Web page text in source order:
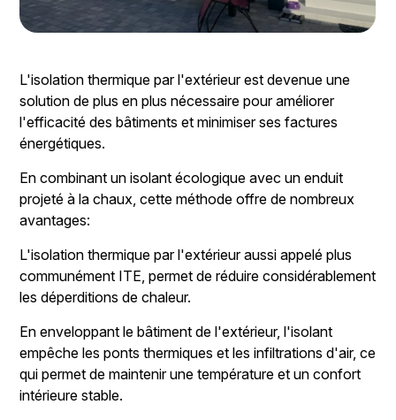
L'isolation thermique par l'extérieur est devenue une
solution de plus en plus nécessaire pour améliorer
l'efficacité des bâtiments et minimiser ses factures
énergétiques.
En combinant un isolant écologique avec un enduit
projeté à la chaux, cette méthode offre de nombreux
avantages:
L'isolation thermique par l'extérieur aussi appelé plus
communément ITE, permet de réduire considérablement
les déperditions de chaleur.
En enveloppant le bâtiment de l'extérieur, l'isolant
empêche les ponts thermiques et les infiltrations d'air, ce
qui permet de maintenir une température et un confort
intérieure stable.